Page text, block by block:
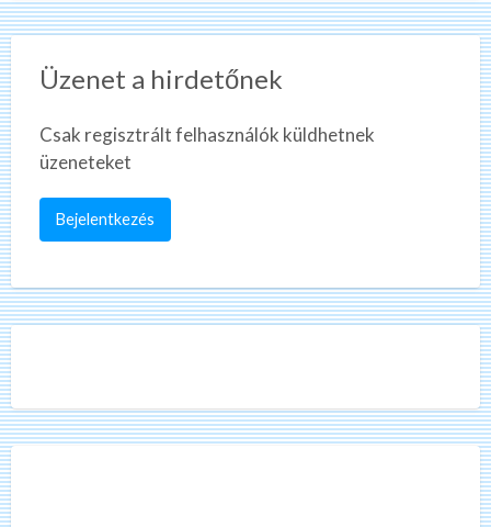
Üzenet a hirdetőnek
Csak regisztrált felhasználók küldhetnek
üzeneteket
Bejelentkezés